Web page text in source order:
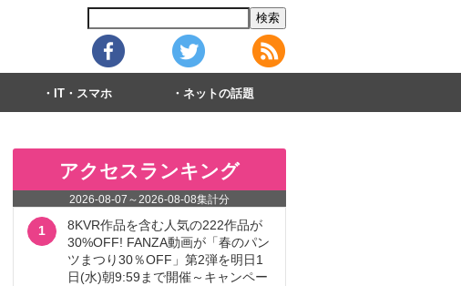
IT・スマホ ネットの話題
アクセスランキング
2026-08-07 ～2026-08-08集計分
1
8KVR作品を含む人気の222作品が
30%OFF! FANZA動画が「春のパン
ツまつり30％OFF」第2弾を明日1
日(水)朝9:59まで開催～キャンペー